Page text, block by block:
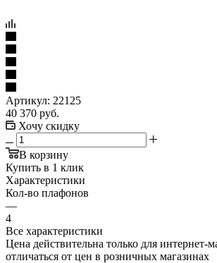
Артикул: 22125
40 370 руб.
Хочу скидку
В корзину
Купить в 1 клик
Характеристики
Кол-во плафонов
—
4
Все характеристики
Цена действительна только для интернет-
отличаться от цен в розничных магазинах